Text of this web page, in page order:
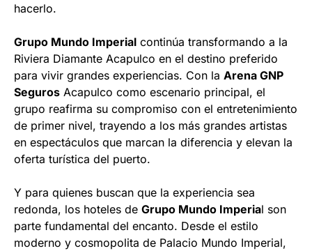
hacerlo.
Grupo Mundo Imperial continúa transformando a la
Riviera Diamante Acapulco en el destino preferido
para vivir grandes experiencias. Con la Arena GNP
Seguros Acapulco como escenario principal, el
grupo reafirma su compromiso con el entretenimiento
de primer nivel, trayendo a los más grandes artistas
en espectáculos que marcan la diferencia y elevan la
oferta turística del puerto.
Y para quienes buscan que la experiencia sea
redonda, los hoteles de Grupo Mundo Imperial son
parte fundamental del encanto. Desde el estilo
moderno y cosmopolita de Palacio Mundo Imperial,